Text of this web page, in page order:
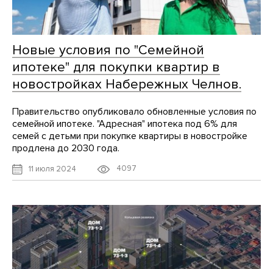
Новые условия по "Семейной
ипотеке" для покупки квартир в
новостройках Набережных Челнов.
Правительство опубликовало обновленные условия по
семейной ипотеке. "Адресная" ипотека под 6% для
семей с детьми при покупке квартиры в новостройке
продлена до 2030 года.
11 июля 2024 4097